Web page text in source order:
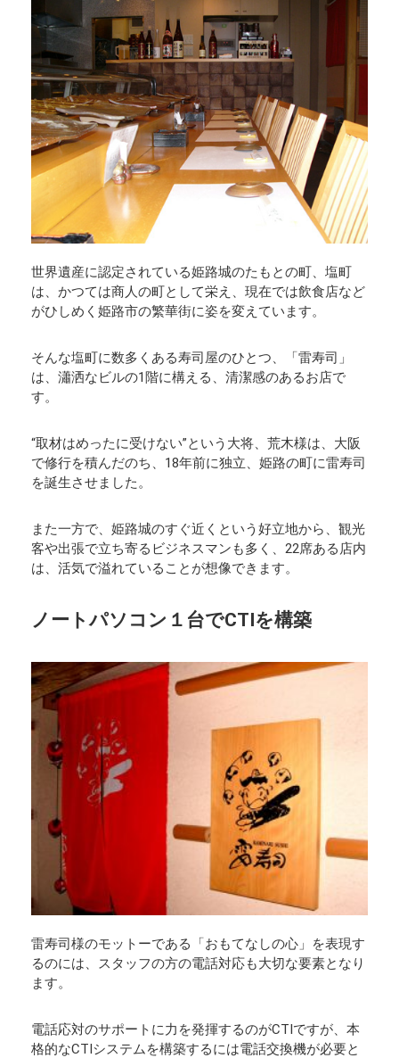
世界遺産に認定されている姫路城のたもとの町、塩町
は、かつては商人の町として栄え、現在では飲食店など
がひしめく姫路市の繁華街に姿を変えています。
そんな塩町に数多くある寿司屋のひとつ、「雷寿司」
は、瀟洒なビルの1階に構える、清潔感のあるお店で
す。
“取材はめったに受けない”という大将、荒木様は、大阪
で修行を積んだのち、18年前に独立、姫路の町に雷寿司
を誕生させました。
また一方で、姫路城のすぐ近くという好立地から、観光
客や出張で立ち寄るビジネスマンも多く、22席ある店内
は、活気で溢れていることが想像できます。
ノートパソコン１台でCTIを構築
雷寿司様のモットーである「おもてなしの心」を表現す
るのには、スタッフの方の電話対応も大切な要素となり
ます。
電話応対のサポートに力を発揮するのがCTIですが、本
格的なCTIシステムを構築するには電話交換機が必要と